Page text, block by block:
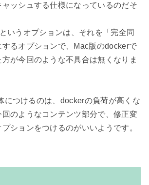
ッシュする仕様になっているのだそ
いうオプションは、それを「完全同
るオプションで、Mac版のdockerで
が今回のような不具合は無くなりま
につけるのは、dockerの負荷が高くな
回のようなコンテンツ部分で、修正変
ションをつけるのがいいようです。